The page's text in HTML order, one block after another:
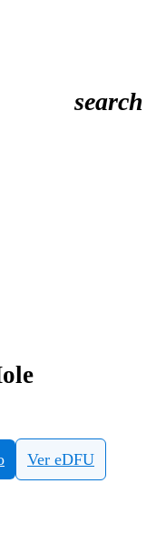
search
Ver eDFU